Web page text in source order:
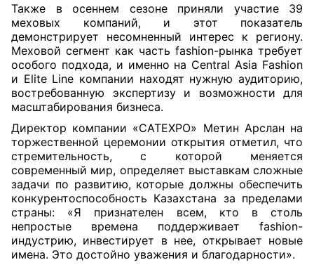
Также в осеннем сезоне приняли участие 39
меховых компаний, и этот показатель
демонстрирует несомненный интерес к региону.
Меховой сегмент как часть fashion-рынка требует
особого подхода, и именно на Central Asia Fashion
и Elite Line компании находят нужную аудиторию,
востребованную экспертизу и возможности для
масштабирования бизнеса.
Директор компании «CATEXPO» Метин Арслан на
торжественной церемонии открытия отметил, что
стремительность, с которой меняется
современный мир, определяет выставкам сложные
задачи по развитию, которые должны обеспечить
конкурентоспособность Казахстана за пределами
страны: «Я признателен всем, кто в столь
непростые времена поддерживает fashion-
индустрию, инвестирует в нее, открывает новые
имена. Это достойно уважения и благодарности».